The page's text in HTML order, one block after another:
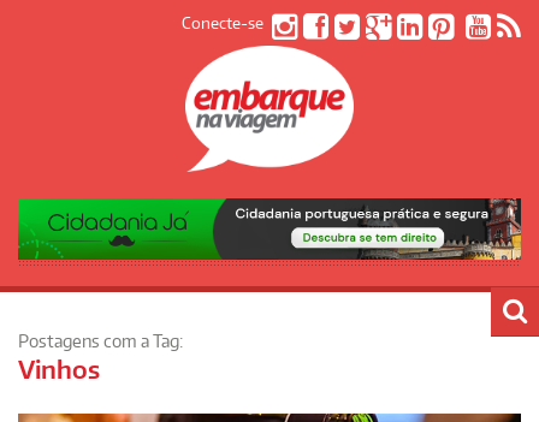
Conecte-se
Postagens com a Tag:
Vinhos